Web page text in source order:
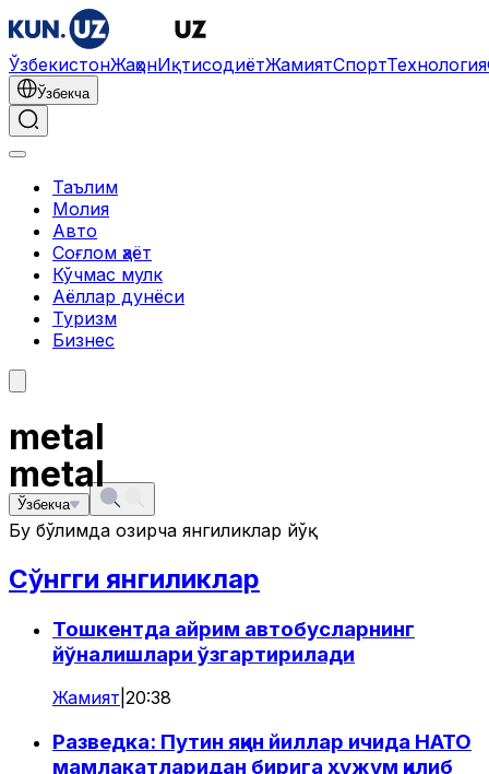
ЎзбекистонЖаҳонИқтисодиётЖамиятСпортТехнология
Ўзбекча
Таълим
Молия
Авто
Соғлом ҳаёт
Кўчмас мулк
Аёллар дунёси
Туризм
Бизнес
metal
Ўзбекча
metal
Бу бўлимда ҳозирча янгиликлар йўқ
Сўнгги янгиликлар
Тошкентда айрим автобусларнинг
йўналишлари ўзгартирилади
Жамият 20:38
Разведка: Путин яқин йиллар ичида НАТО
мамлакатларидан бирига ҳужум қилиб